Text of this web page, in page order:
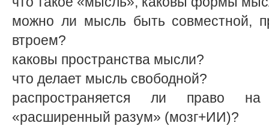
можно ли мысль быть совместной,
втроем?
каковы пространства мысли?
что делает мысль свободной?
распространяется ли право
«расширенный разум» (мозг+ИИ)?